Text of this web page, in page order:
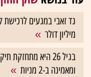
מיליון דולר
בגיל 26 היא
ומאמינה ב-2 מניות